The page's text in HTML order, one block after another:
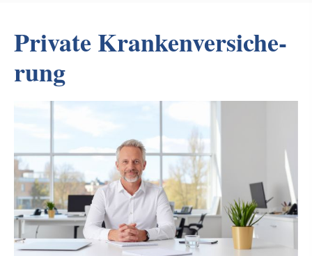
Private Kranken­ver­si­che­
rung